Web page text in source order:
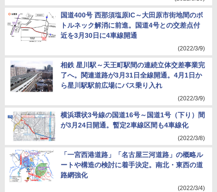
国道400号 西那須塩原IC～大田原市街地間のボ
トルネック解消に前進。国道4号との交差点付
近を3月30日に4車線開通
(2022/3/9)
相鉄 星川駅～天王町駅間の連続立体交差事業完
了へ。関連道路が3月31日全線開通。4月1日か
ら星川駅駅前広場にバス乗り入れ
(2022/3/9)
横浜環状3号線の国道16号～国道1号（下り）間
が3月24日開通。暫定2車線区間も4車線化
(2022/3/8)
「一宮西港道路」「名古屋三河道路」の概略ル
ートや構造の検討に着手決定。南北・東西の道
路網強化
(2022/3/4)